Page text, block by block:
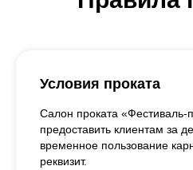
Условия проката
Салон проката «Фестиваль-
предоставить клиентам за
временное пользование
реквизит.